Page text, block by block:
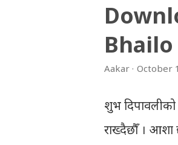
Bhailo
Aakar October
शुभ
राख्दैछौँ । आशा